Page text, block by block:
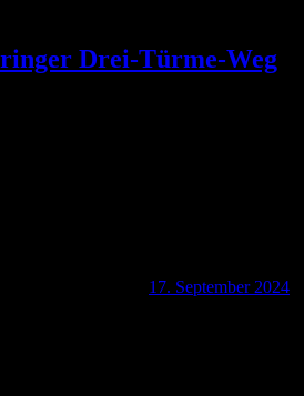
Drei-Türme-Weg
17. September 2024